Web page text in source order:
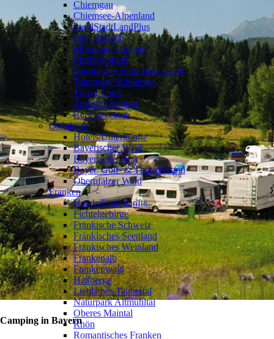
Camping in Bayern
Chiemgau
Chiemsee-Alpenland
IngolStadtLandPlus
Inn - Salzach
Münchner Umland
Pfaffenwinkel
Starnberger Fünf-Seen-Land
Tegernsee-Schliersee
Tölzer Land
Zugspitz Region
Reiseangebote
Ostbayern
❯
Hotels/Unterkünfte
Bayerischer Wald
Bayerischer Jura
Bayer. Golf- & Thermenland
Oberpfälzer Wald
Franken
❯
Hotels/Unterkünfte
Fichtelgebirge
Fränkische Schweiz
Fränkisches Seenland
Fränkisches Weinland
Frankenalb
Frankenwald
Haßberge
Liebliches Taubertal
Naturpark Altmühltal
Oberes Maintal
Rhön
Romantisches Franken